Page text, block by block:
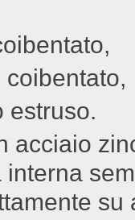
estruso.
acciaio
su